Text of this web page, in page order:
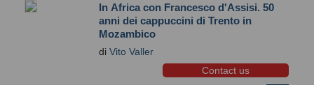
In Africa con Francesco d'Assisi. 50
anni dei cappuccini di Trento in
Mozambico
di Vito Valler
Contact us